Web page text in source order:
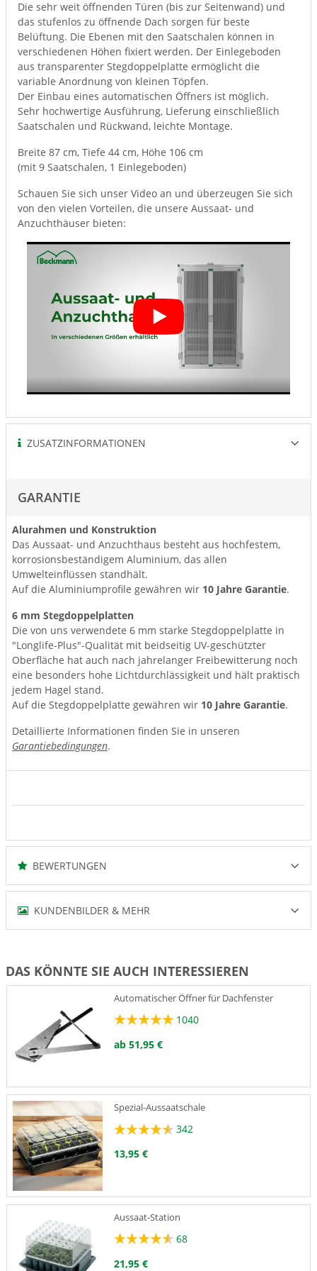
Die sehr weit öffnenden Türen (bis zur Seitenwand) und
das stufenlos zu öffnende Dach sorgen für beste
Belüftung. Die Ebenen mit den Saatschalen können in
verschiedenen Höhen fixiert werden. Der Einlegeboden
aus transparenter Stegdoppelplatte ermöglicht die
variable Anordnung von kleinen Töpfen.
Der Einbau eines automatischen Öffners ist möglich.
Sehr hochwertige Ausführung, Lieferung einschließlich
Saatschalen und Rückwand, leichte Montage.
Breite 87 cm, Tiefe 44 cm, Höhe 106 cm
(mit 9 Saatschalen, 1 Einlegeboden)
Schauen Sie sich unser Video an und überzeugen Sie sich
von den vielen Vorteilen, die unsere Aussaat- und
Anzuchthäuser bieten:
ZUSATZINFORMATIONEN
GARANTIE
Alurahmen und Konstruktion
Das Aussaat- und Anzuchthaus besteht aus hochfestem,
korrosionsbeständigem Aluminium, das allen
Umwelteinflüssen standhält.
Auf die Aluminiumprofile gewähren wir 10 Jahre Garantie.
6 mm Stegdoppelplatten
Die von uns verwendete 6 mm starke Stegdoppelplatte in
"Longlife-Plus"-Qualität mit beidseitig UV-geschützter
Oberfläche hat auch nach jahrelanger Freibewitterung noch
eine besonders hohe Lichtdurchlässigkeit und hält praktisch
jedem Hagel stand.
Auf die Stegdoppelplatte gewähren wir 10 Jahre Garantie.
Detaillierte Informationen finden Sie in unseren
Garantiebedingungen.
BEWERTUNGEN
KUNDENBILDER & MEHR
DAS KÖNNTE SIE AUCH INTERESSIEREN
Automatischer Öffner für Dachfenster
1040
ab 51,95 €
Spezial-Aussaatschale
342
13,95 €
Aussaat-Station
68
21,95 €